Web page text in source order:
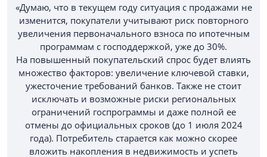
«Думаю, что в текущем году ситуация с продажами не
изменится, покупатели учитывают риск повторного
увеличения первоначального взноса по ипотечным
программам с господдержкой, уже до 30%.
На повышенный покупательский спрос будет влиять
множество факторов: увеличение ключевой ставки,
ужесточение требований банков. Также не стоит
исключать и возможные риски региональных
ограничений госпрограммы и даже полной ее
отмены до официальных сроков (до 1 июля 2024
года). Потребитель старается как можно скорее
вложить накопления в недвижимость и успеть